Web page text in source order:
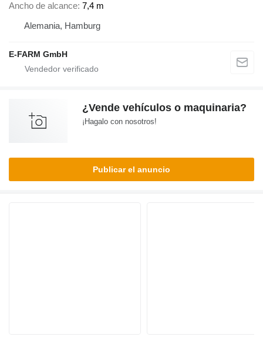
Ancho de alcance 7,4 m
Alemania, Hamburg
E-FARM GmbH
¿Vende vehículos o maquinaria?
¡Hagalo con nosotros!
Publicar el anuncio